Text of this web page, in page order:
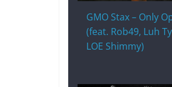
GMO Stax – Only
(feat. Rob49, Luh
LOE Shimmy)